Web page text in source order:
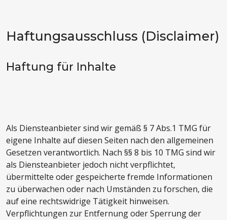
Haftungsausschluss (Disclaimer)
Haftung für Inhalte
Als Diensteanbieter sind wir gemäß § 7 Abs.1 TMG für
eigene Inhalte auf diesen Seiten nach den allgemeinen
Gesetzen verantwortlich. Nach §§ 8 bis 10 TMG sind wir
als Diensteanbieter jedoch nicht verpflichtet,
übermittelte oder gespeicherte fremde Informationen
zu überwachen oder nach Umständen zu forschen, die
auf eine rechtswidrige Tätigkeit hinweisen.
Verpflichtungen zur Entfernung oder Sperrung der